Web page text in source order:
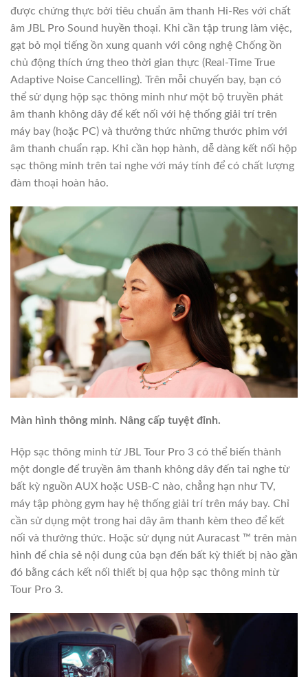
được chứng thực bởi tiêu chuẩn âm thanh Hi-Res với chất
âm JBL Pro Sound huyền thoại. Khi cần tập trung làm việc,
gạt bỏ mọi tiếng ồn xung quanh với công nghệ Chống ồn
chủ động thích ứng theo thời gian thực (Real-Time True
Adaptive Noise Cancelling). Trên mỗi chuyến bay, bạn có
thể sử dụng hộp sạc thông minh như một bộ truyền phát
âm thanh không dây để kết nối với hệ thống giải trí trên
máy bay (hoặc PC) và thưởng thức những thước phim với
âm thanh chuẩn rạp. Khi cần họp hành, dễ dàng kết nối hộp
sạc thông minh trên tai nghe với máy tính để có chất lượng
đàm thoại hoàn hảo.
Màn hình thông minh. Nâng cấp tuyệt đỉnh.
Hộp sạc thông minh từ JBL Tour Pro 3 có thể biến thành
một dongle để truyền âm thanh không dây đến tai nghe từ
bất kỳ nguồn AUX hoặc USB-C nào, chẳng hạn như TV,
máy tập phòng gym hay hệ thống giải trí trên máy bay. Chỉ
cần sử dụng một trong hai dây âm thanh kèm theo để kết
nối và thưởng thức. Hoặc sử dụng nút Auracast ™ trên màn
hình để chia sẻ nội dung của bạn đến bất kỳ thiết bị nào gần
đó bằng cách kết nối thiết bị qua hộp sạc thông minh từ
Tour Pro 3.